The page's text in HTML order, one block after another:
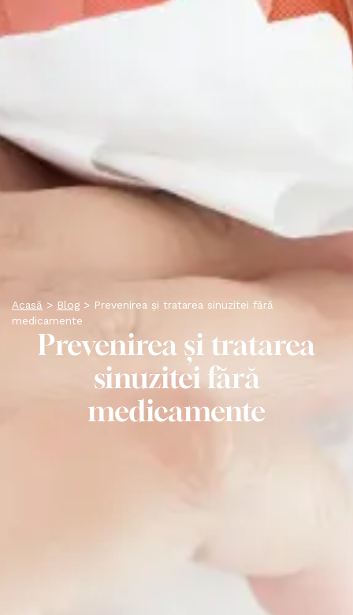
Acasă > Blog > Prevenirea și tratarea sinuzitei fără
medicamente
Prevenirea și tratarea
sinuzitei fără
medicamente